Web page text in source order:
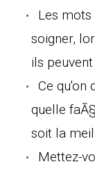
Les
soigner,
ils
Ce qu'on
quelle
soit la
Mettez-